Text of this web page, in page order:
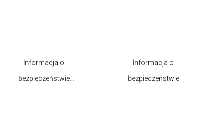
Informacja o
bezpieczeństwie
Informacja o
bezpieczeństwie